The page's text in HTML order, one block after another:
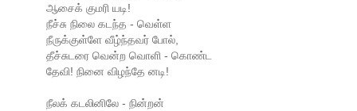
ஆசைக் குமரி யடி!
நீச்சு நிலை கடந்த - வெள்ள
நீருக்குள்ளே வீழ்ந்தவர் போல்,
தீச்சுடரை வென்ற வொளி - கொண்ட
தேவி! நினை விழந்தே னடி!
நீலக் கடலினிலே - நின்றன்